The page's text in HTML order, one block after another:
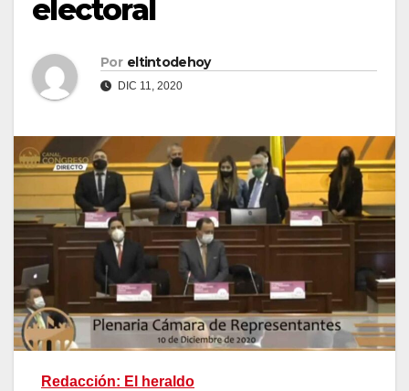
electoral
Por eltintodehoy
DIC 11, 2020
Redacción: El heraldo